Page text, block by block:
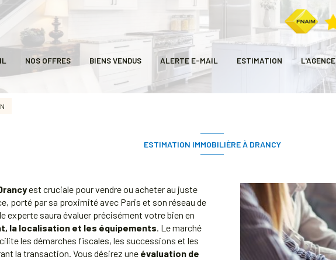
NOS OFFRES BIENS VENDUS ALERTE E-MAIL ESTIMATION L'AGENCE
ESTIMATION IMMOBILIÈRE À DRANCY
est cruciale pour vendre ou acheter au juste
porté par sa proximité avec Paris et son réseau de
experte saura évaluer précisément votre bien en
la localisation et les équipements. Le marché
les démarches fiscales, les successions et les
la transaction. Vous désirez une évaluation de